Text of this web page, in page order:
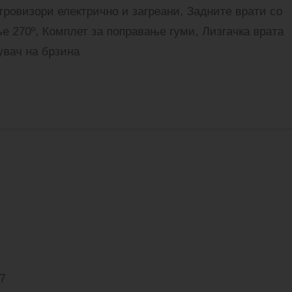
електрично и загреани, Задните врати со
270º, Комплет за поправање гуми, Лизгачка врата
на брзина